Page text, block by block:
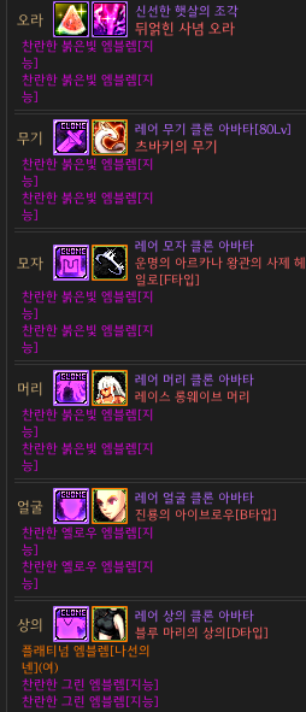
오라 신선한 햇살의 조각
뒤얽힌 사념 오라
찬란한 붉은빛 엠블렘[지
능]
찬란한 붉은빛 엠블렘[지
능]
무기 레어 무기 클론 아바타[80Lv]
츠바키의 무기
찬란한 붉은빛 엠블렘[지
능]
찬란한 붉은빛 엠블렘[지
능]
모자
레어 모자 클론 아바타
운명의 아르카나 왕관의 사제 헤
일로[F타입]
찬란한 붉은빛 엠블렘[지
능]
찬란한 붉은빛 엠블렘[지
능]
머리
레어 머리 클론 아바타
레이스 롱웨이브 머리
찬란한 붉은빛 엠블렘[지
능]
찬란한 붉은빛 엠블렘[지
능]
얼굴
레어 얼굴 클론 아바타
진룡의 아이브로우[B타입]
찬란한 옐로우 엠블렘[지
능]
찬란한 옐로우 엠블렘[지
능]
상의
레어 상의 클론 아바타
블루 마리의 상의[D타입]
플래티넘 엠블렘[나선의
넨](여)
찬란한 그린 엠블렘[지능]
찬란한 그린 엠블렘[지능]